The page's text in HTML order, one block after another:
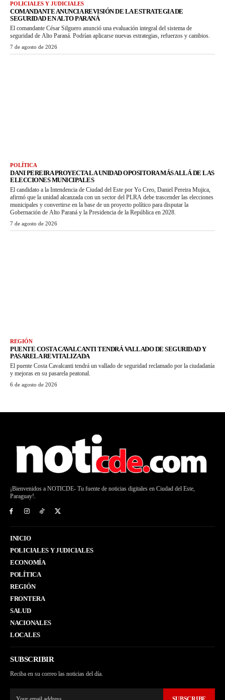
POLICIALES Y JUDICIALES
COMANDANTE ANUNCIA REVISIÓN DE LA ESTRATEGIA DE
SEGURIDAD EN ALTO PARANÁ
El comandante César Silguero anunció una evaluación integral del sistema de
seguridad de Alto Paraná. Podrían aplicarse nuevas estrategias, refuerzos y cambios.
7 de agosto de 2026
POLÍTICA
DANI PEREIRA PROYECTA LA UNIDAD OPOSITORA MÁS ALLÁ DE LAS
ELECCIONES MUNICIPALES
El candidato a la Intendencia de Ciudad del Este por Yo Creo, Daniel Pereira Mujica,
afirmó que la unidad alcanzada con un sector del PLRA debe trascender las elecciones
municipales y convertirse en la base de un proyecto político para disputar la
Gobernación de Alto Paraná y la Presidencia de la República en 2028.
7 de agosto de 2026
REGIÓN
PUENTE COSTA CAVALCANTI TENDRÁ VALLADO DE SEGURIDAD Y
PASARELA REVITALIZADA
El puente Costa Cavalcanti tendrá un vallado de seguridad reclamado por la ciudadanía
y mejoras en su pasarela peatonal.
6 de agosto de 2026
¡Bienvenidos a NOTICDE- Tu fuente de noticias digitales en Ciudad del Este,
Paraguay!.
INICIO
POLICIALES Y JUDICIALES
ECONOMÍA
POLÍTICA
REGIÓN
FRONTERA
SALUD
NACIONALES
LOCALES
SUBSCRIBIR
Reciba en su correo las noticias del día.